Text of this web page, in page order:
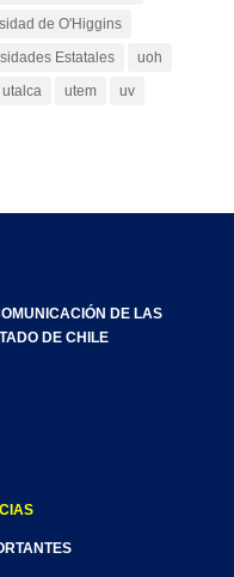
de O'Higgins
Estatales
uoh
utalca utem
uv
DE LAS
DE CHILE